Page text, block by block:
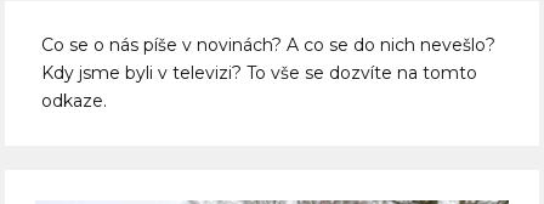
Co se o nás píše v novinách? A co se do nich nevešlo?
Kdy jsme byli v televizi? To vše se dozvíte na tomto
odkaze.